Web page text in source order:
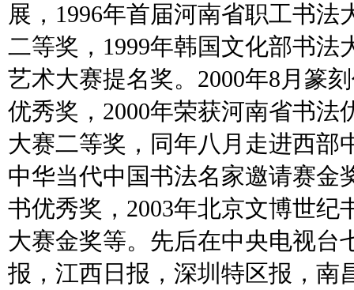
展，1996年首届河南省职工书
二等奖，1999年韩国文化部书法
艺术大赛提名奖。2000年8月篆
优秀奖，2000年荣获河南省书法
大赛二等奖，同年八月走进西部
中华当代中国书法名家邀请赛金
书优秀奖，2003年北京文博世纪
大赛金奖等。先后在中央电视台
报，江西日报，深圳特区报，南